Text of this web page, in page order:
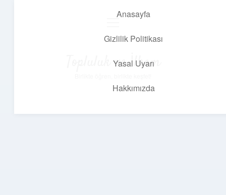
Anasayfa
Gizlilik Politikası
Yasal Uyarı
Hakkımızda
Topluluk ve İlham